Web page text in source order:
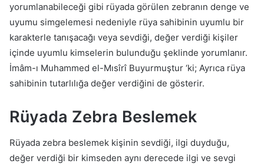
yorumlanabileceği gibi rüyada görülen zebranın denge ve
uyumu simgelemesi nedeniyle rüya sahibinin uyumlu bir
karakterle tanışacağı veya sevdiği, değer verdiği kişiler
içinde uyumlu kimselerin bulunduğu şeklinde yorumlanır.
İmâm-ı Muhammed el-Mısîrî Buyurmuştur ‘ki; Ayrıca rüya
sahibinin tutarlılığa değer verdiğini de gösterir.
Rüyada Zebra Beslemek
Rüyada zebra beslemek kişinin sevdiği, ilgi duyduğu,
değer verdiği bir kimseden aynı derecede ilgi ve sevgi